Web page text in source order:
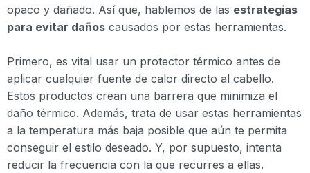
opaco y dañado. Así que, hablemos de las estrategias
para evitar daños causados por estas herramientas.
Primero, es vital usar un protector térmico antes de
aplicar cualquier fuente de calor directo al cabello.
Estos productos crean una barrera que minimiza el
daño térmico. Además, trata de usar estas herramientas
a la temperatura más baja posible que aún te permita
conseguir el estilo deseado. Y, por supuesto, intenta
reducir la frecuencia con la que recurres a ellas.